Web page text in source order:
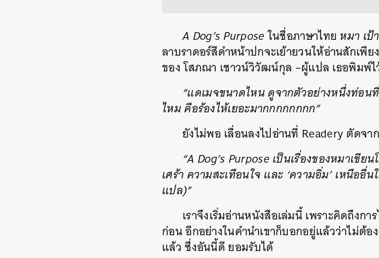
A Dog’s Purposeในชื่อภาษาไทย หมา เ
ลาบราดอร์สีดำหน้าปกจะเย้ายวนให้อ่านสักเพี
ของ โสภณา เชาวน์วิวัฒน์กุล –ผู้แปล เธอพิมพ์ไ
“แดเมจขนาดไหน ดูจากตัวอย่างหนึ่งท่อ
ไหม คือร้องไห้เยอะมากกกกกกกก”
ยังไม่พอ เลื่อนลงไปอ่านที่ Readery ตัดจ
“A Dog’s Purpose เป็นเรื่องของหมาเขี
เศร้า ความสะเทือนใจ และ ‘ความอิ่ม’ เหนือ
แปล)”
เราจึงเริ่มอ่านหนังสือเล่มนี้ เพราะคิดถึงก
ก่อน อีกอย่างในคำนำเขาก็บอกอยู่แล้วว่าไม่ต้
แล้ว ซึ่งอันนี้ดี ยอมรับได้